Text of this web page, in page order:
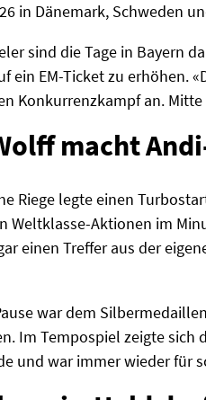
in Dänemark, Schweden
sind die Tage in Bayern
ein EM-Ticket zu erhöhen.
Konkurrenzkampf an.
macht
Riege legte einen
Weltklasse-Aktionen im
einen Treffer aus der
war dem
Im Tempospiel zeigte sich
und war immer wieder für